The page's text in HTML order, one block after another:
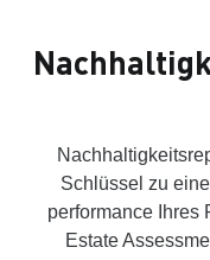
Schlüssel zu
performance Ihres
Estate